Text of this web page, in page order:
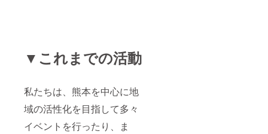
▼これまでの活動
私たちは、熊本を中心に地
域の活性化を目指して多々
イベントを行ったり、ま